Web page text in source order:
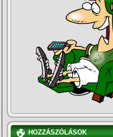
HOZZÁSZÓLÁSOK